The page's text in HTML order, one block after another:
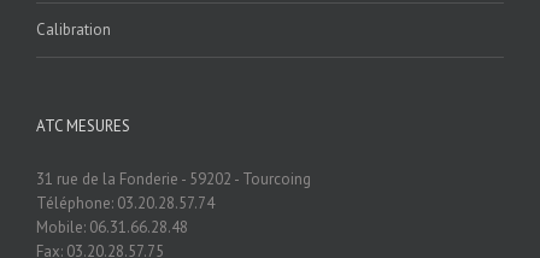
Calibration
ATC MESURES
31 rue de la Fonderie - 59202 - Tourcoing
Téléphone: 03.20.28.57.74
Mobile: 06.31.66.28.48
Fax: 03.20.28.57.75